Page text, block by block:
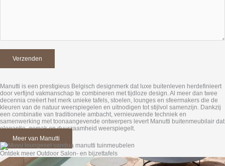
Manutti is een prestigieus Belgisch designmerk dat luxe buitenleven herdefinieert
door verfijnd vakmanschap te combineren met tijdloze design. Al meer dan twee
decennia creëert het merk unieke tafels, stoelen, lounges en sfeermakers die de
kleuren van de natuur weerspiegelen en uitnodigen tot stijlvol samenzijn. Dankzij
een combinatie van traditionele ambacht, vernieuwende techniek en
samenwerking met toonaangevende ontwerpers levert Manutti buitenmeubilair dat
elegantie, gemak en duurzaamheid weerspiegelt.
Meer van Manutti
Ontdek meer Outdoor Salon- en bijzettafels